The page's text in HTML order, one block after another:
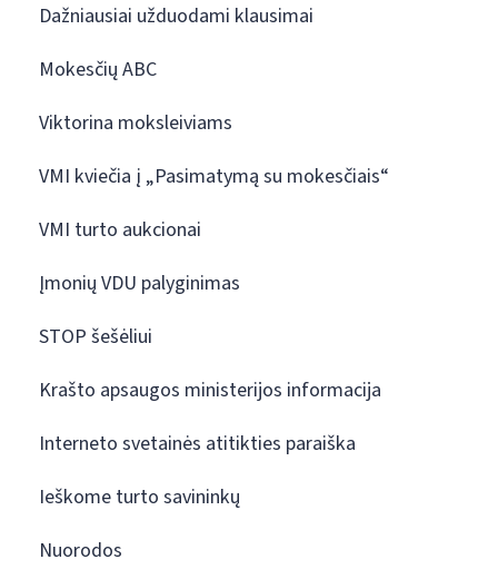
Dažniausiai užduodami klausimai
Mokesčių ABC
Viktorina moksleiviams
VMI kviečia į „Pasimatymą su mokesčiais“
VMI turto aukcionai
Įmonių VDU palyginimas
STOP šešėliui
Krašto apsaugos ministerijos informacija
Interneto svetainės atitikties paraiška
Ieškome turto savininkų
Nuorodos